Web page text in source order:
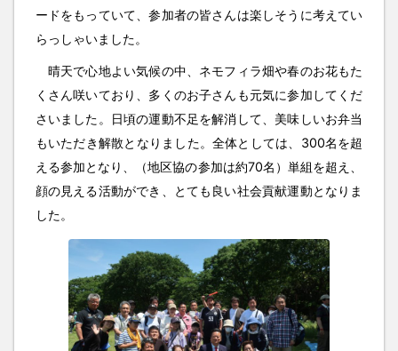
ードをもっていて、参加者の皆さんは楽しそうに考えてい
らっしゃいました。
晴天で心地よい気候の中、ネモフィラ畑や春のお花もた
くさん咲いており、多くのお子さんも元気に参加してくだ
さいました。日頃の運動不足を解消して、美味しいお弁当
もいただき解散となりました。全体としては、300名を超
える参加となり、（地区協の参加は約70名）単組を超え、
顔の見える活動ができ、とても良い社会貢献運動となりま
した。